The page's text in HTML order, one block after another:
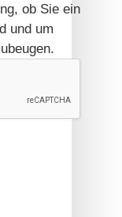
ob Sie ein
und um